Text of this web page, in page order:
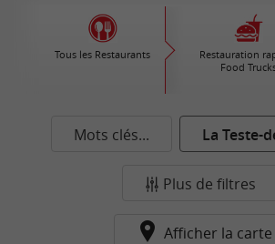
Tous les Restaurants
Restauration
Food
Mots clés... La Teste-
Plus de filtres
Afficher la carte